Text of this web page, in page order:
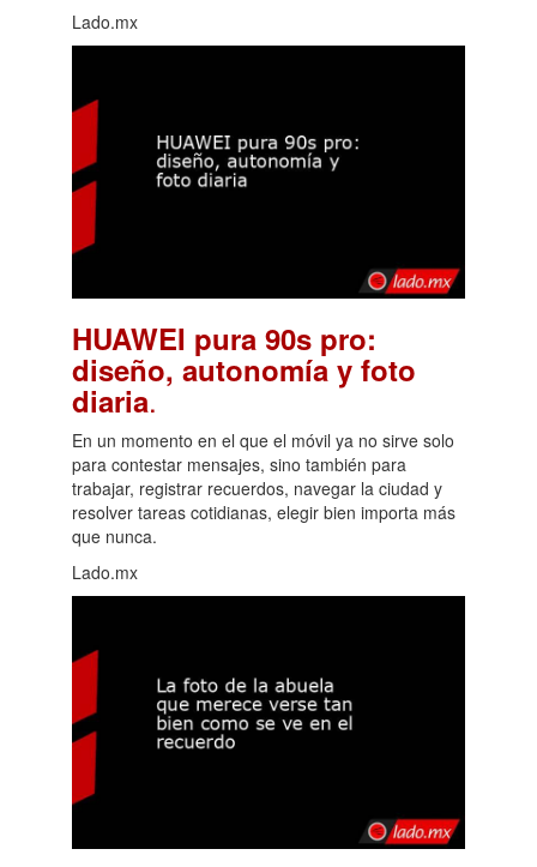
Lado.mx
HUAWEI pura 90s pro:
diseño, autonomía y foto
diaria.
En un momento en el que el móvil ya no sirve solo
para contestar mensajes, sino también para
trabajar, registrar recuerdos, navegar la ciudad y
resolver tareas cotidianas, elegir bien importa más
que nunca.
Lado.mx